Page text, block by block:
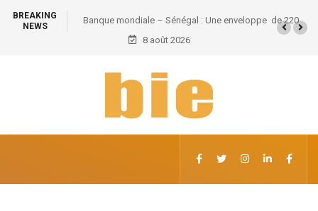
BREAKING
NEWS
– Sénégal : Une enveloppe de 220
Grand Magal de Touba : Près
8 août 2026